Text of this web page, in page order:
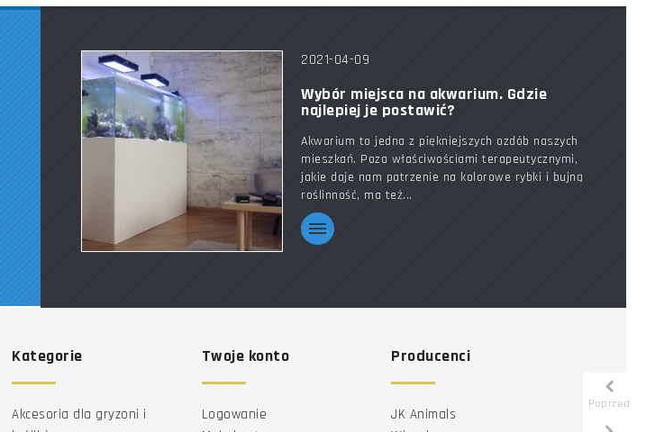
2021-04-09
Wybór miejsca na akwarium. Gdzie
najlepiej je postawić?
Akwarium to jedna z piękniejszych ozdób naszych
mieszkań. Poza właściwościami terapeutycznymi,
jakie daje nam patrzenie na kolorowe rybki i bujną
roślinność, ma też...
Kategorie
Akcesoria dla gryzoni i
Twoje konto
Logowanie
Producenci
JK Animals
Poprzedni